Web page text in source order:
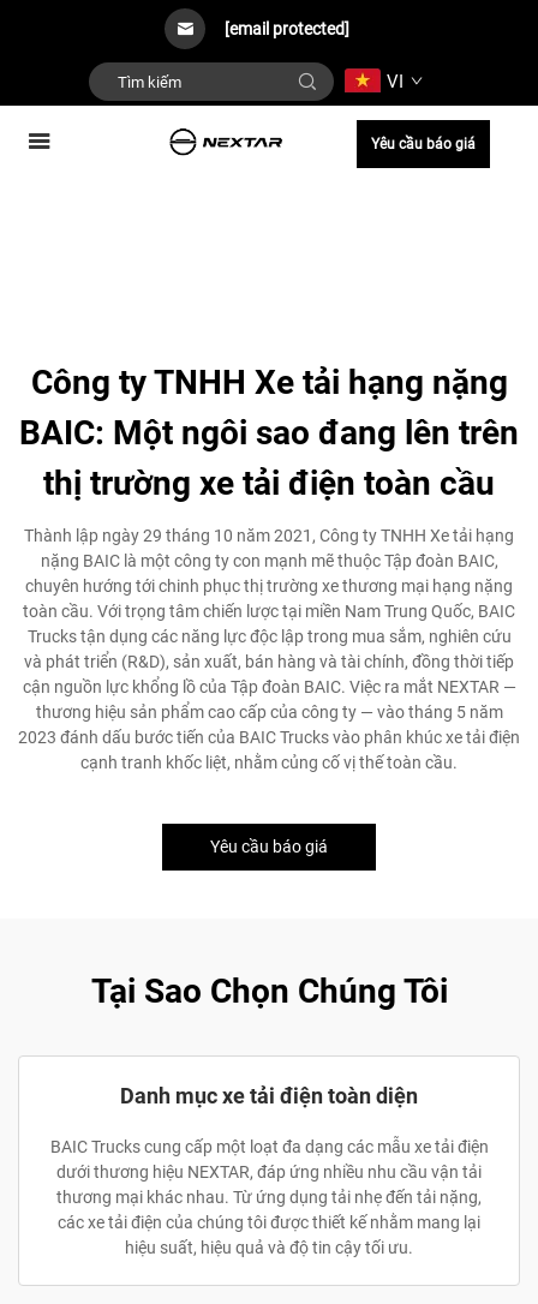
[email protected]
VI
Yêu cầu báo giá
Công ty TNHH Xe tải hạng nặng
BAIC: Một ngôi sao đang lên trên
thị trường xe tải điện toàn cầu
Thành lập ngày 29 tháng 10 năm 2021, Công ty TNHH Xe tải hạng
nặng BAIC là một công ty con mạnh mẽ thuộc Tập đoàn BAIC,
chuyên hướng tới chinh phục thị trường xe thương mại hạng nặng
toàn cầu. Với trọng tâm chiến lược tại miền Nam Trung Quốc, BAIC
Trucks tận dụng các năng lực độc lập trong mua sắm, nghiên cứu
và phát triển (R&D), sản xuất, bán hàng và tài chính, đồng thời tiếp
cận nguồn lực khổng lồ của Tập đoàn BAIC. Việc ra mắt NEXTAR —
thương hiệu sản phẩm cao cấp của công ty — vào tháng 5 năm
2023 đánh dấu bước tiến của BAIC Trucks vào phân khúc xe tải điện
cạnh tranh khốc liệt, nhằm củng cố vị thế toàn cầu.
Yêu cầu báo giá
Tại Sao Chọn Chúng Tôi
Danh mục xe tải điện toàn diện
BAIC Trucks cung cấp một loạt đa dạng các mẫu xe tải điện
dưới thương hiệu NEXTAR, đáp ứng nhiều nhu cầu vận tải
thương mại khác nhau. Từ ứng dụng tải nhẹ đến tải nặng,
các xe tải điện của chúng tôi được thiết kế nhằm mang lại
hiệu suất, hiệu quả và độ tin cậy tối ưu.